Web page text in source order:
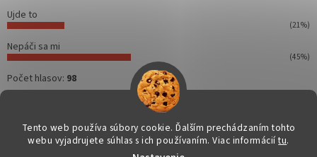
Tento web používa súbory cookie. Ďalším prechádzaním tohto
webu vyjadrujete súhlas s ich používaním. Viac informáciítu.
Ujde to
(21%)
Nepáči sa mi
(45%)
Počet hlasov: 98
Vytvoril Shoptet